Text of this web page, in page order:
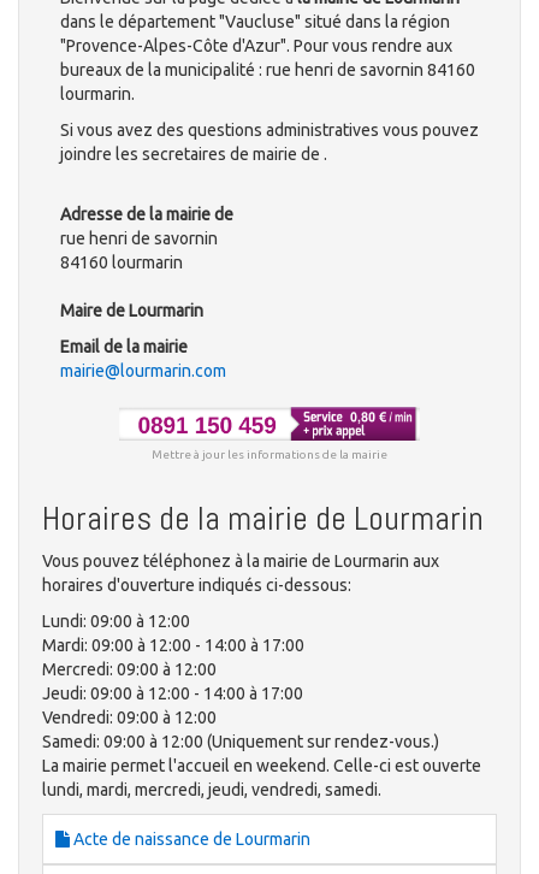
dans le département "Vaucluse" situé dans la région
"Provence-Alpes-Côte d'Azur". Pour vous rendre aux
bureaux de la municipalité : rue henri de savornin 84160
lourmarin.
Si vous avez des questions administratives vous pouvez
joindre les secretaires de mairie de .
Adresse de la mairie de
rue henri de savornin
84160 lourmarin
Maire de Lourmarin
Email de la mairie
mairie@lourmarin.com
Mettre à jour les informations de la mairie
Horaires de la mairie de Lourmarin
Vous pouvez téléphonez à la mairie de Lourmarin aux
horaires d'ouverture indiqués ci-dessous:
Lundi: 09:00 à 12:00
Mardi: 09:00 à 12:00 - 14:00 à 17:00
Mercredi: 09:00 à 12:00
Jeudi: 09:00 à 12:00 - 14:00 à 17:00
Vendredi: 09:00 à 12:00
Samedi: 09:00 à 12:00 (Uniquement sur rendez-vous.)
La mairie permet l'accueil en weekend. Celle-ci est ouverte
lundi, mardi, mercredi, jeudi, vendredi, samedi.
Acte de naissance de Lourmarin